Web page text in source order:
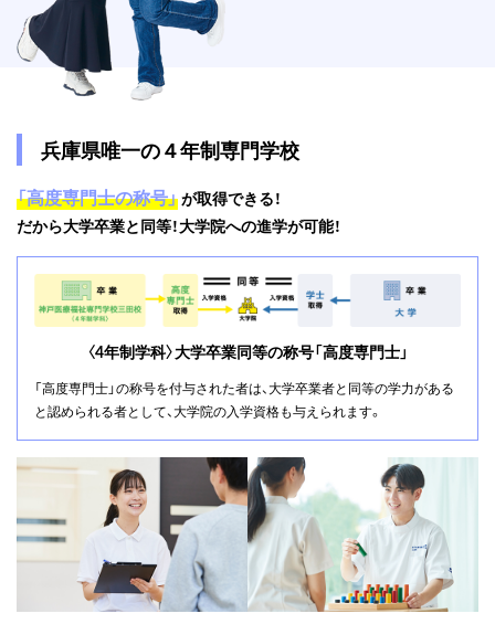
兵庫県唯一の４年制専門学校
「高度専門士の称号」が取得できる！
だから大学卒業と同等！大学院への進学が可能！
〈4年制学科〉大学卒業同等の称号「高度専門士」
「高度専門士」の称号を付与された者は、大学卒業者と同等の学力がある
と認められる者として、大学院の入学資格も与えられます。